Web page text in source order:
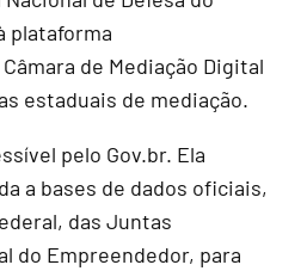
plataforma
de Mediação Digital
estaduais de mediação.
pelo Gov.br. Ela
a bases de dados oficiais,
das Juntas
do Empreendedor, para